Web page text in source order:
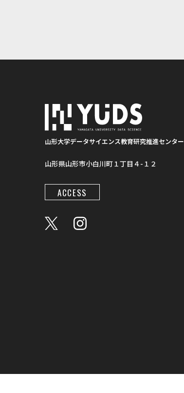
山形大学データサイエンス教育研究推進センター
山形県山形市小白川町１丁目４-１２
ACCESS